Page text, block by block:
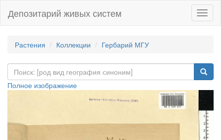
Депозитарий живых систем
Растения Коллекции Гербарий МГУ
Полное изображение